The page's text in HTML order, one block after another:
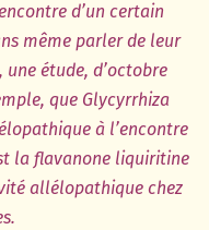
d’un certain
même parler de leur
étude, d’octobre
que Glycyrrhiza
à l’encontre
la flavanone liquiritine
allélopathique chez